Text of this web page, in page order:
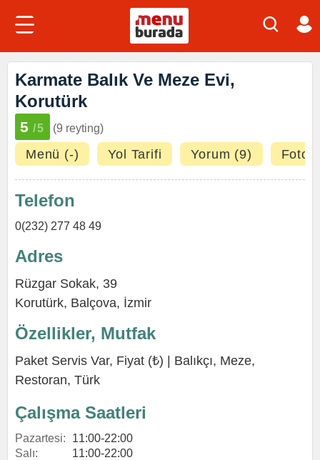
Karmate Balık Ve Meze Evi,
Korutürk
5 /5 (9 reyting)
Menü (-) Yol Tarifi Yorum (9)
Telefon
0(232) 277 48 49
Adres
Rüzgar Sokak, 39
Korutürk, Balçova, İzmir
Özellikler, Mutfak
Paket Servis Var, Fiyat (₺) | Balıkçı, Meze,
Restoran, Türk
Çalışma Saatleri
Pazartesi:
11:00-22:00
Salı:
11:00-22:00